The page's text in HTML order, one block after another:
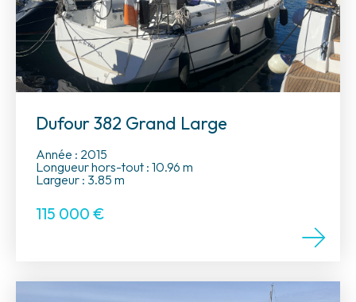
Dufour 382 Grand Large
Année : 2015
Longueur hors-tout : 10.96 m
Largeur : 3.85 m
115 000 €